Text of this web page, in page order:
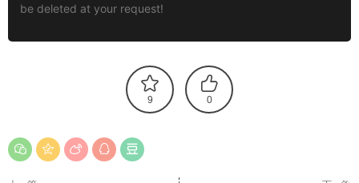
be deleted at your request!
9 0